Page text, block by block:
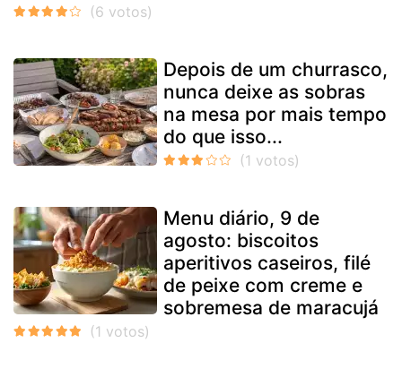
Depois de um churrasco,
nunca deixe as sobras
na mesa por mais tempo
do que isso...
Menu diário, 9 de
agosto: biscoitos
aperitivos caseiros, filé
de peixe com creme e
sobremesa de maracujá